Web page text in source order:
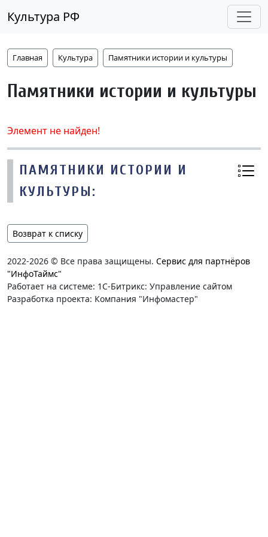
Культура РФ
Главная Культура Памятники истории и культуры
Памятники истории и культуры
Элемент не найден!
ПАМЯТНИКИ ИСТОРИИ И
КУЛЬТУРЫ:
Возврат к списку
2022-2026 © Все права защищены. Сервис для партнёров
"ИнфоТаймс"
Работает на системе: 1С-Битрикс: Управление сайтом
Разработка проекта: Компания "Инфомастер"